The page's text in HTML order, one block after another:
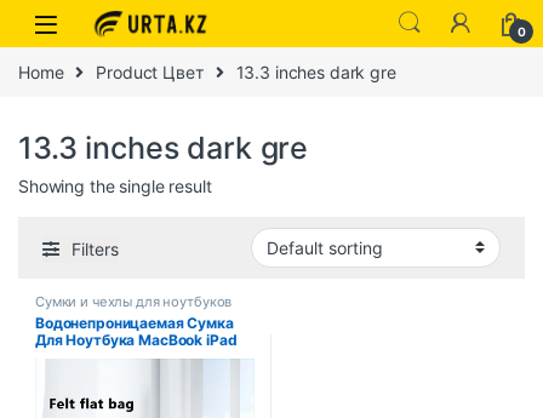
0
Home Product Цвет 13.3 inches dark gre
13.3 inches dark gre
Showing the single result
Filters
Сумки и чехлы для ноутбуков
Водонепроницаемая Сумка
Для Ноутбука MacBook iPad
Pro11 С Диагональю 11–16